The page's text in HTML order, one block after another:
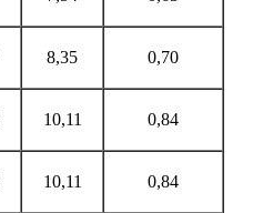
8,35 0,70
10,11 0,84
10,11 0,84